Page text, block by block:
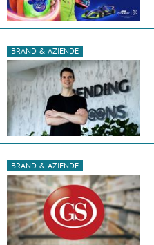
BRAND & AZIENDE
BRAND & AZIENDE